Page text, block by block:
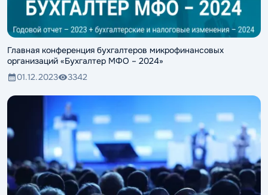
Главная конференция бухгалтеров микрофинансовых
организаций «Бухгалтер МФО – 2024»
01.12.2023
3342